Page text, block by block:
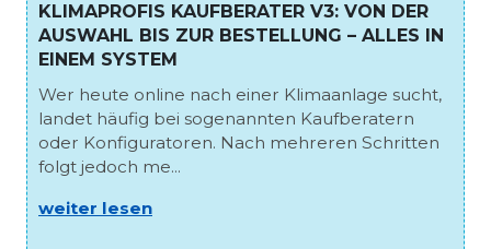
KLIMAPROFIS KAUFBERATER V3: VON DER
AUSWAHL BIS ZUR BESTELLUNG – ALLES IN
EINEM SYSTEM
Wer heute online nach einer Klimaanlage sucht,
landet häufig bei sogenannten Kaufberatern
oder Konfiguratoren. Nach mehreren Schritten
folgt jedoch me...
weiter lesen